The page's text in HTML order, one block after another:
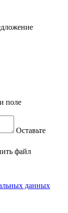
поле
Оставьте
файл
данных